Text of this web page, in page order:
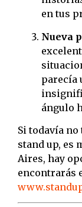
en tus
Nueva
parecía
ángulo
Si todavía no
stand up, es
Aires, hay
encontrarás